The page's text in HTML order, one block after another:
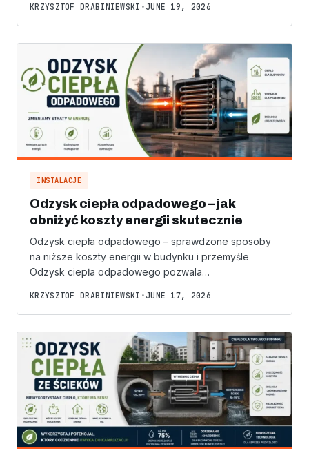
KRZYSZTOF DRABINIEWSKI • JUNE 19, 2026
INSTALACJE
Odzysk ciepła odpadowego – jak
obniżyć koszty energii skutecznie
Odzysk ciepła odpadowego – sprawdzone sposoby
na niższe koszty energii w budynku i przemyśle
Odzysk ciepła odpadowego pozwala…
KRZYSZTOF DRABINIEWSKI • JUNE 17, 2026